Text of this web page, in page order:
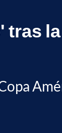
tras